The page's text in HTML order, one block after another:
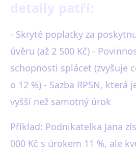
- Skryté poplatky za
úvěru (až 2 500 Kč) -
schopnosti splácet (zvyšuje
o 12 %) - Sazba RPSN, která
vyšší než samotný úrok
Příklad: Podnikatelka Jana
000 Kč s úrokem 11 %, ale